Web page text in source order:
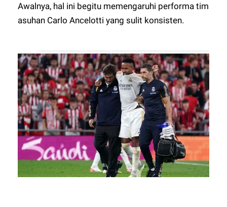
Awalnya, hal ini begitu memengaruhi performa tim
asuhan Carlo Ancelotti yang sulit konsisten.